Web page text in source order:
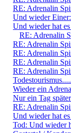
RE: Adrenalin
Und wieder
Und wieder hat
RE: Adrenalin
RE: Adrenalin
RE: Adrenalin
RE: Adrenalin
RE: Adrenalin
Wieder ein
Nur ein Tag
RE: Adrenalin
Und wieder hat
Tod: Und wieder